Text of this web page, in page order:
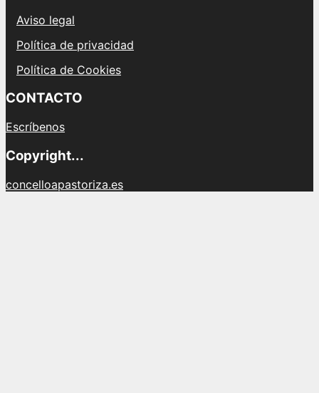
Aviso legal
Política de privacidad
Política de Cookies
CONTACTO
Escríbenos
Copyright...
concelloapastoriza.es